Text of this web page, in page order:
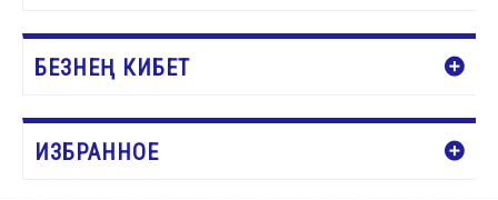
БЕЗНЕҢ КИБЕТ
ИЗБРАННОЕ